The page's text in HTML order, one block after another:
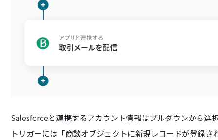
Salesforceと連携するアカウント情報はプルダウンから選
トリガーには「商談オブジェクトに新規レコードが登録さ